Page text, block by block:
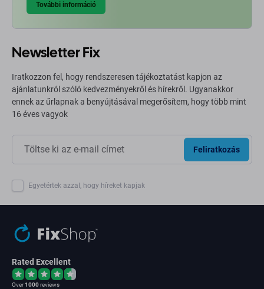
További információ
Newsletter Fix
Iratkozzon fel, hogy rendszeresen tájékoztatást kapjon az
ajánlatunkról szóló kedvezményekről és hírekről. Ugyanakkor
ennek az űrlapnak a benyújtásával megerősítem, hogy több mint
16 éves vagyok
Feliratkozás
Egyetértek azzal, hogy híreket kapjak
Rated Excellent
Over1000reviews